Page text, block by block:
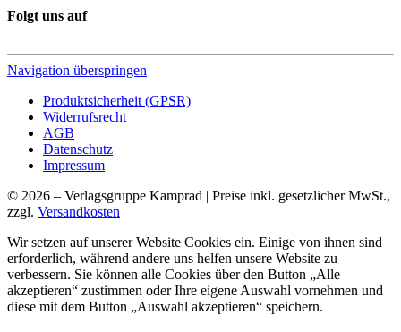
Folgt uns auf
Navigation überspringen
Produktsicherheit (GPSR)
Widerrufsrecht
AGB
Datenschutz
Impressum
© 2026 – Verlagsgruppe Kamprad | Preise inkl. gesetzlicher MwSt.,
zzgl. Versandkosten
Wir setzen auf unserer Website Cookies ein. Einige von ihnen sind
erforderlich, während andere uns helfen unsere Website zu
verbessern. Sie können alle Cookies über den Button „Alle
akzeptieren“ zustimmen oder Ihre eigene Auswahl vornehmen und
diese mit dem Button „Auswahl akzeptieren“ speichern.